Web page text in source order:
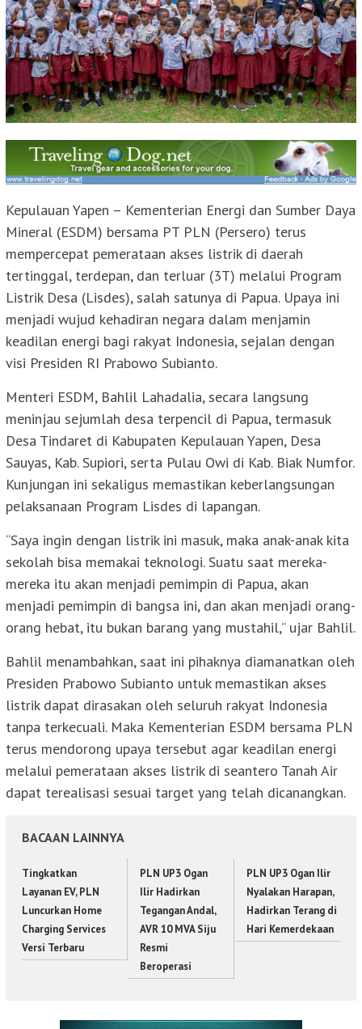
Kepulauan Yapen – Kementerian Energi dan Sumber Daya
Mineral (ESDM) bersama PT PLN (Persero) terus
mempercepat pemerataan akses listrik di daerah
tertinggal, terdepan, dan terluar (3T) melalui Program
Listrik Desa (Lisdes), salah satunya di Papua. Upaya ini
menjadi wujud kehadiran negara dalam menjamin
keadilan energi bagi rakyat Indonesia, sejalan dengan
visi Presiden RI Prabowo Subianto.
Menteri ESDM, Bahlil Lahadalia, secara langsung
meninjau sejumlah desa terpencil di Papua, termasuk
Desa Tindaret di Kabupaten Kepulauan Yapen, Desa
Sauyas, Kab. Supiori, serta Pulau Owi di Kab. Biak Numfor.
Kunjungan ini sekaligus memastikan keberlangsungan
pelaksanaan Program Lisdes di lapangan.
“Saya ingin dengan listrik ini masuk, maka anak-anak kita
sekolah bisa memakai teknologi. Suatu saat mereka-
mereka itu akan menjadi pemimpin di Papua, akan
menjadi pemimpin di bangsa ini, dan akan menjadi orang-
orang hebat, itu bukan barang yang mustahil,” ujar Bahlil.
Bahlil menambahkan, saat ini pihaknya diamanatkan oleh
Presiden Prabowo Subianto untuk memastikan akses
listrik dapat dirasakan oleh seluruh rakyat Indonesia
tanpa terkecuali. Maka Kementerian ESDM bersama PLN
terus mendorong upaya tersebut agar keadilan energi
melalui pemerataan akses listrik di seantero Tanah Air
dapat terealisasi sesuai target yang telah dicanangkan.
BACAAN LAINNYA
Tingkatkan
Layanan EV, PLN
Luncurkan Home
Charging Services
Versi Terbaru
PLN UP3 Ogan
Ilir Hadirkan
Tegangan Andal,
AVR 10 MVA Siju
Resmi
Beroperasi
PLN UP3 Ogan Ilir
Nyalakan Harapan,
Hadirkan Terang di
Hari Kemerdekaan